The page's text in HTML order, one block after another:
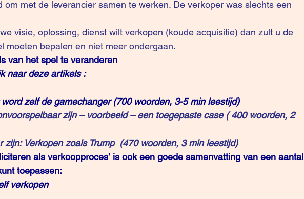
om met de leverancier samen te werken. De verkoper was slechts een
moeten bepalen en niet meer ondergaan.
van het spel te veranderen
naar deze artikels :
zelf de gamechanger (700 woorden, 3-5 min leestijd)
zijn – voorbeeld – een toegepaste case ( 400 woorden, 2
Verkopen zoals Trump (470 woorden, 3 min leestijd)
als verkoopproces’ is ook een goede samenvatting van een aantal
toepassen:
verkopen